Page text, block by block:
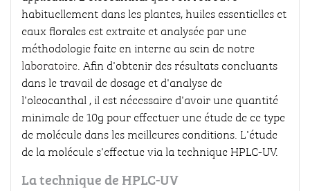
habituellement dans les plantes, huiles essentielles et
eaux florales est extraite et analysée par une
méthodologie faite en interne au sein de notre
laboratoire. Afin d'obtenir des résultats concluants
dans le travail de dosage et d'analyse de
l'oleocanthal , il est nécessaire d'avoir une quantité
minimale de 10g pour effectuer une étude de ce type
de molécule dans les meilleures conditions. L'étude
de la molécule s'effectue via la technique HPLC-UV.
La technique de HPLC-UV